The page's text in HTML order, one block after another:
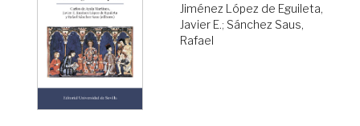
Jiménez López de Eguileta,
Javier E.; Sánchez Saus,
Rafael